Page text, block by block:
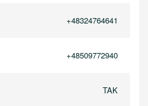
+48324764641
+48509772940
TAK